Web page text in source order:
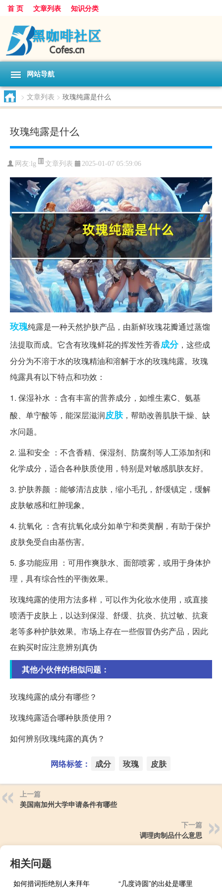
首 页 文章列表 知识分类
网站导航
> 文章列表 > 玫瑰纯露是什么
玫瑰纯露是什么
网友: lg 文章列表 2025-01-07 05:59:06
玫瑰纯露是一种天然护肤产品，由新鲜玫瑰花瓣通过蒸馏
法提取而成。它含有玫瑰鲜花的挥发性芳香成分，这些成
分分为不溶于水的玫瑰精油和溶解于水的玫瑰纯露。玫瑰
纯露具有以下特点和功效：
1. 保湿补水 ：含有丰富的营养成分，如维生素C、氨基
酸、单宁酸等，能深层滋润皮肤，帮助改善肌肤干燥、缺
水问题。
2. 温和安全 ：不含香精、保湿剂、防腐剂等人工添加剂和
化学成分，适合各种肤质使用，特别是对敏感肌肤友好。
3. 护肤养颜 ：能够清洁皮肤，缩小毛孔，舒缓镇定，缓解
皮肤敏感和红肿现象。
4. 抗氧化 ：含有抗氧化成分如单宁和类黄酮，有助于保护
皮肤免受自由基伤害。
5. 多功能应用 ：可用作爽肤水、面部喷雾，或用于身体护
理，具有综合性的平衡效果。
玫瑰纯露的使用方法多样，可以作为化妆水使用，或直接
喷洒于皮肤上，以达到保湿、舒缓、抗炎、抗过敏、抗衰
老等多种护肤效果。市场上存在一些假冒伪劣产品，因此
在购买时应注意辨别真伪
其他小伙伴的相似问题：
玫瑰纯露的成分有哪些？
玫瑰纯露适合哪种肤质使用？
如何辨别玫瑰纯露的真伪？
网络标签： 成分 玫瑰 皮肤
上一篇
美国南加州大学申请条件有哪些
下一篇
调理肉制品什么意思
相关问题
如何措词拒绝别人来拜年 “几度诗圆”的出处是哪里